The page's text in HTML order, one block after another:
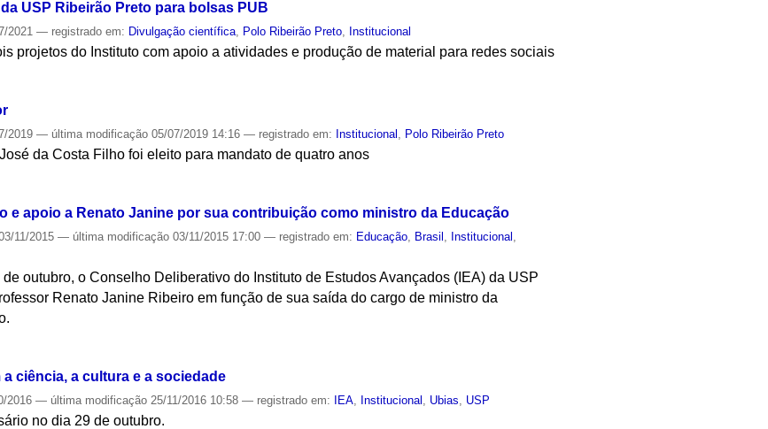
USP Ribeirão Preto para bolsas PUB
2021— registrado em: Divulgação científica, Polo Ribeirão Preto, Institucional
projetos do Instituto com apoio a atividades e produção de material para redes sociais
2019— última modificação 05/07/2019 14:16— registrado em: Institucional , Polo Ribeirão Preto
da Costa Filho foi eleito para mandato de quatro anos
e apoio a Renato Janine por sua contribuição como ministro da Educação
11/2015— última modificação 03/11/2015 17:00— registrado em: Educação Brasil Institucional
outubro, o Conselho Deliberativo do Instituto de Estudos Avançados (IEA) da USP
Renato Janine Ribeiro em função de sua saída do cargo de ministro da
a ciência, a cultura e a sociedade
2016— última modificação 25/11/2016 10:58— registrado em: IEA Institucional Ubias USP
no dia 29 de outubro.